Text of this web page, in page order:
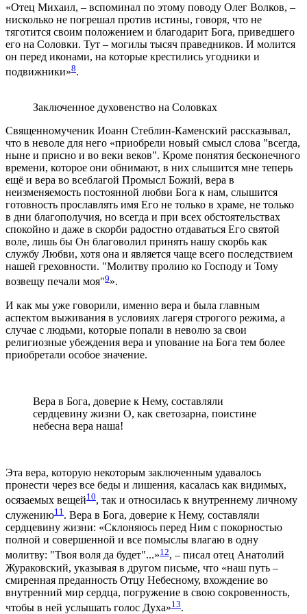
«Отец Михаил, – вспоминал по этому поводу Олег Волков, –
нисколько не погрешал против истины, говоря, что не
тяготится своим положением и благодарит Бога, приведшего
его на Соловки. Тут – могилы тысяч праведников. И молится
он перед иконами, на которые крестились угодники и
подвижники»8.
Заключенное духовенство на Соловках
Священномученик Иоанн Стеблин-Каменский рассказывал,
что в неволе для него «приобрели новый смысл слова "всегда,
ныне и присно и во веки веков". Кроме понятия бесконечного
времени, которое они обнимают, в них слышится мне теперь
ещё и вера во всеблагой Промысл Божий, вера в
неизменяемость постоянной любви Бога к нам, слышится
готовность прославлять имя Его не только в храме, не только
в дни благополучия, но всегда и при всех обстоятельствах
спокойно и даже в скорби радостно отдаваться Его святой
воле, лишь бы Он благоволил принять нашу скорбь как
службу Любви, хотя она и является чаще всего последствием
нашей греховности. "Молитву пролию ко Господу и Тому
возвещу печали моя"9».
И как мы уже говорили, именно вера и была главным
аспектом выживания в условиях лагеря строгого режима, а
случае с людьми, которые попали в неволю за свои
религиозные убеждения вера и упование на Бога тем более
приобретали особое значение.
Вера в Бога, доверие к Нему, составляли
сердцевину жизни О, как светозарна, поистине
небесна вера наша!
Эта вера, которую некоторым заключенным удавалось
пронести через все беды и лишения, касалась как видимых,
осязаемых вещей10, так и относилась к внутреннему личному
служению11 . Вера в Бога, доверие к Нему, составляли
сердцевину жизни: «Склоняюсь перед Ним с покорностью
полной и совершенной и все помыслы влагаю в одну
молитву: "Твоя воля да будет"...»12, – писал отец Анатолий
Жураковский, указывая в другом письме, что «наш путь –
смиренная преданность Отцу Небесному, вхождение во
внутренний мир сердца, погружение в свою сокровенность,
чтобы в ней услышать голос Духа»13.